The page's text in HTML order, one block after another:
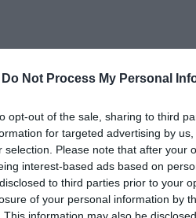
Do Not Process My Personal
opt-out of the sale, sharing to third
for targeted advertising by
selection. Please note that after your
interest-based ads based on
to third parties prior to your
of your personal information by
This information may also be